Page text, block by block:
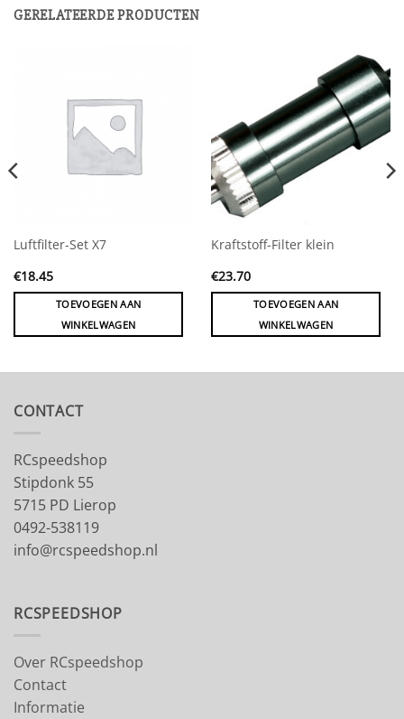
GERELATEERDE PRODUCTEN
Luftfilter-Set X7
€18.45
TOEVOEGEN AAN
WINKELWAGEN
Kraftstoff-Filter klein
€23.70
TOEVOEGEN AAN
WINKELWAGEN
CONTACT
RCspeedshop
Stipdonk 55
5715 PD Lierop
0492-538119
info@rcspeedshop.nl
RCSPEEDSHOP
Over RCspeedshop
Contact
Informatie